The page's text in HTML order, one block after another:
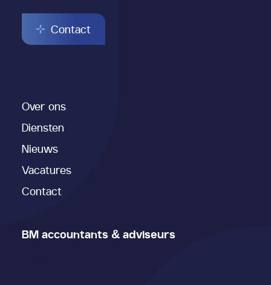
Contact
Over ons
Diensten
Nieuws
Vacatures
Contact
BM accountants & adviseurs